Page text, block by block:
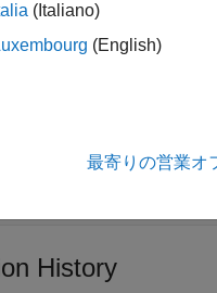
all
Name of the
History
(Italiano)
(English)
最寄りの営業オ